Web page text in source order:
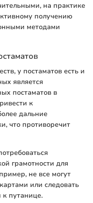
на практике
получению
методами
у постаматов есть и
является
постаматов в
к
дальние
что противоречит
грамотности для
не все могут
или следовать
к путанице.